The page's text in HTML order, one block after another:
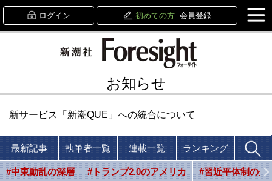
ログイン 初めての方 会員登録
お知らせ
新サービス「新潮QUE」への統合について
最新記事 執筆者一覧 連載一覧 ランキング
#中東動乱の深層 #トランプ2.0のアメリカ #習近平体制の光